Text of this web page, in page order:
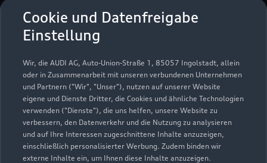
Cookie und Datenfreigabe
Einstellung
Wir, die AUDI AG, Auto-Union-Straße 1, 85057 Ingolstadt, allein
oder in Zusammenarbeit mit unseren verbundenen Unternehmen
und Partnern ("Wir", "Unser"), nutzen auf unserer Website
eigene und Dienste Dritter, die Cookies und ähnliche Technologien
verwenden ("Dienste"), die uns helfen, unsere Website zu
verbessern, den Datenverkehr und die Nutzung zu analysieren
und auf Ihre Interessen zugeschnittene Inhalte anzuzeigen,
einschließlich personalisierter Werbung. Zudem binden wir
externe Inhalte ein, um Ihnen diese Inhalte anzuzeigen.
Autohaus Neuling GmbH &
Co. KG